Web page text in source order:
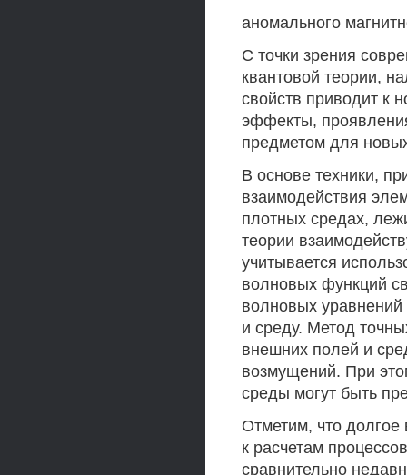
аномального
С точки зрения
квантовой теории,
свойств приводит к
эффекты,
предметом для
В основе техники,
взаимодействия
плотных средах,
теории
учитывается
волновых функций
волновых
и среду. Метод
внешних полей и
возмущений. При
среды могут быть
Отметим, что
к расчетам
сравнительно